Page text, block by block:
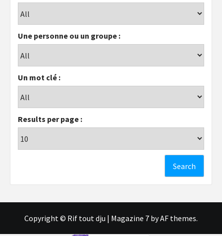
Une personne ou un groupe :
Un mot clé :
Results per page :
Copyright © Rif tout dju | Magazine 7 by AF themes.